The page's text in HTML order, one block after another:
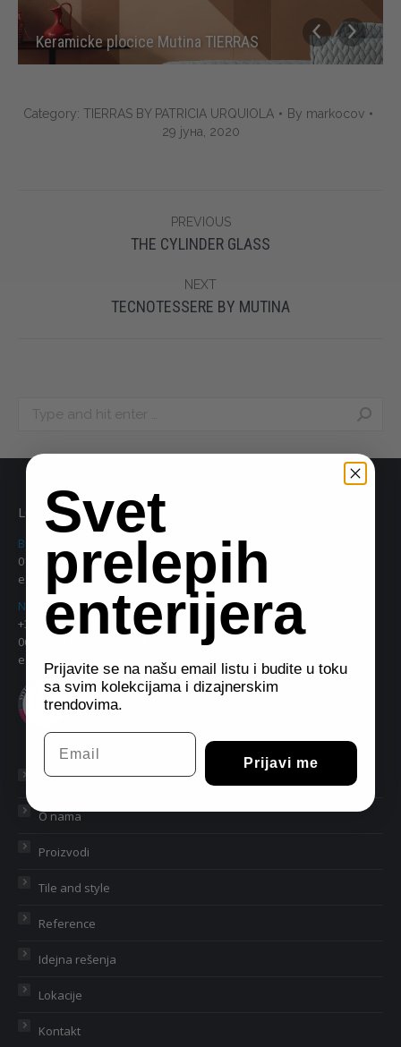
Keramicke plocice Mutina TIERRAS
Category: TIERRAS BY PATRICIA URQUIOLA By markocov
29 јуна, 2020
PREVIOUS
Previous
THE CYLINDER GLASS
NEXT
Next
TECNOTESSERE BY MUTINA
Search:
LOKACIJE
Bulevar Vudroa Vilsona 8a, Beograd
011 38 09 543, 063 342 956
e.mail: eurodom2@gmail.com
Nikole Grulovića 71e, Beograd
+381 11 34 74 713, 30 46 463
063/330833, 063/342849
e.mail: eurodom.hala@gmail.com
Naslovna
O nama
Proizvodi
Tile and style
Reference
Idejna rešenja
Lokacije
Kontakt
Svet
prelepih
enterijera
Prijavite se na našu email listu i budite u toku
sa svim kolekcijama i dizajnerskim
trendovima.
Email
Prijavi me